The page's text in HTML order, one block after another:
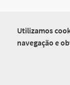
Utilizamos
navegação e